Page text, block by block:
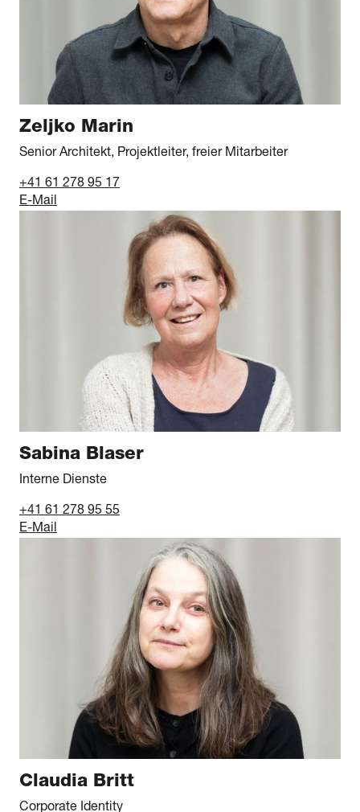
Zeljko Marin
Senior Architekt, Projektleiter, freier Mitarbeiter
+41 61 278 95 17
E-Mail
Sabina Blaser
Interne Dienste
+41 61 278 95 55
E-Mail
Claudia Britt
Corporate Identity